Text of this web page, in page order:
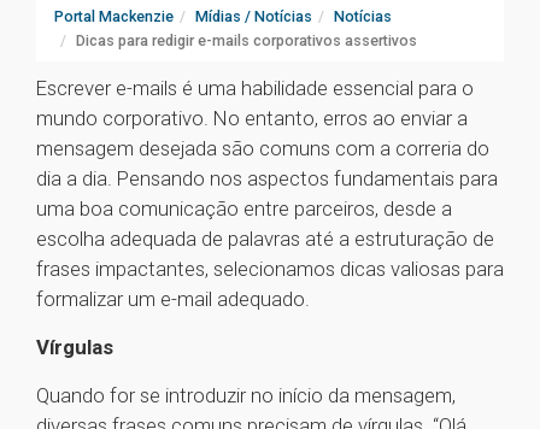
Portal Mackenzie Mídias / Notícias
Notícias
Dicas para redigir e-mails corporativos assertivos
Escrever e-mails é uma habilidade essencial para o
mundo corporativo. No entanto, erros ao enviar a
mensagem desejada são comuns com a correria do
dia a dia. Pensando nos aspectos fundamentais para
uma boa comunicação entre parceiros, desde a
escolha adequada de palavras até a estruturação de
frases impactantes, selecionamos dicas valiosas para
formalizar um e-mail adequado.
Vírgulas
Quando for se introduzir no início da mensagem,